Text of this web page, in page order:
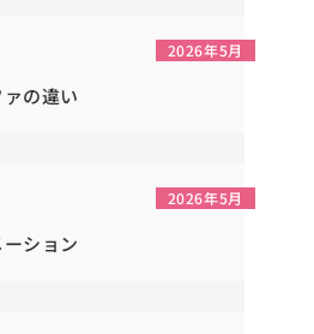
2026年5月
の違い
2026年5月
ション